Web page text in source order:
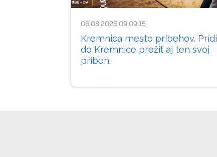
06.08.2026 09:09:15
Kremnica mesto príbehov. Prídi
do Kremnice prežiť aj ten svoj
príbeh.